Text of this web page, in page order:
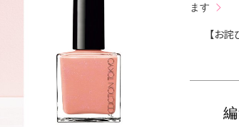
ます
【お詫